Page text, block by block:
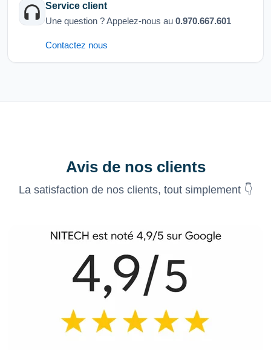
Service client
Une question ? Appelez-nous au 0.970.667.601
Contactez nous
Avis de nos clients
La satisfaction de nos clients, tout simplement 👇